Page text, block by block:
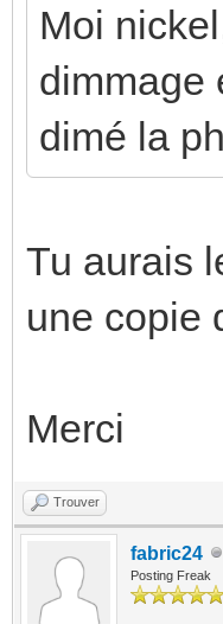
Moi
dimmage
dimé la
Tu aurais
une copie
Merci
Trouver
fabric24
Posting Freak